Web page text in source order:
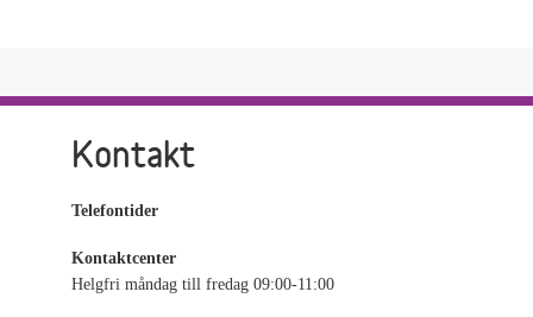
Kontakt
Telefontider
Kontaktcenter
Helgfri måndag till fredag 09:00-11:00